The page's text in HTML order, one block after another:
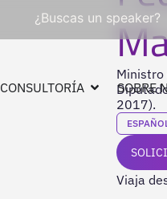
¿Buscas un speaker?
CONSULTORÍA SOBRE
Ministro
2017).
Viaja